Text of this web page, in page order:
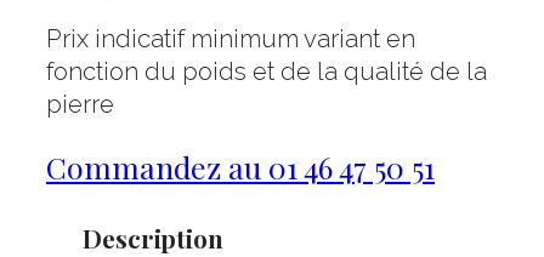
Prix indicatif minimum variant en
fonction du poids et de la qualité de la
pierre
Commandez au 01 46 47 50 51
Description